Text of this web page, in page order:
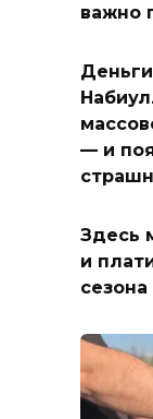
важно
— и
Здесь
и
сезона